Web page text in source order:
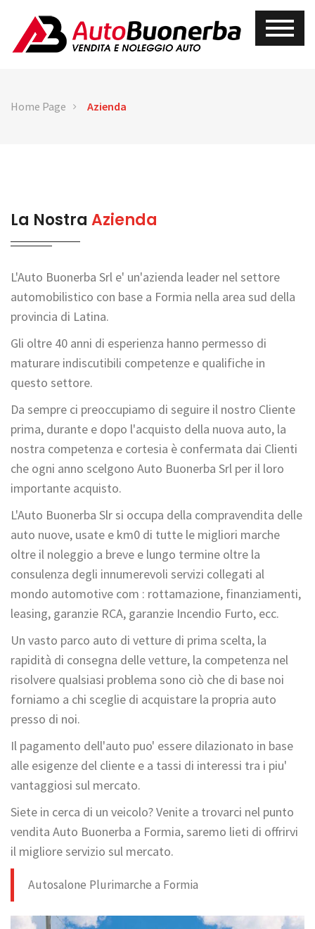
Home Page Azienda
La Nostra Azienda
L'Auto Buonerba Srl e' un'azienda leader nel settore
automobilistico con base a Formia nella area sud della
provincia di Latina.
Gli oltre 40 anni di esperienza hanno permesso di
maturare indiscutibili competenze e qualifiche in
questo settore.
Da sempre ci preoccupiamo di seguire il nostro Cliente
prima, durante e dopo l'acquisto della nuova auto, la
nostra competenza e cortesia è confermata dai Clienti
che ogni anno scelgono Auto Buonerba Srl per il loro
importante acquisto.
L'Auto Buonerba Slr si occupa della compravendita delle
auto nuove, usate e km0 di tutte le migliori marche
oltre il noleggio a breve e lungo termine oltre la
consulenza degli innumerevoli servizi collegati al
mondo automotive com : rottamazione, finanziamenti,
leasing, garanzie RCA, garanzie Incendio Furto, ecc.
Un vasto parco auto di vetture di prima scelta, la
rapidità di consegna delle vetture, la competenza nel
risolvere qualsiasi problema sono ciò che di base noi
forniamo a chi sceglie di acquistare la propria auto
presso di noi.
Il pagamento dell'auto puo' essere dilazionato in base
alle esigenze del cliente e a tassi di interessi tra i piu'
vantaggiosi sul mercato.
Siete in cerca di un veicolo? Venite a trovarci nel punto
vendita Auto Buonerba a Formia, saremo lieti di offrirvi
il migliore servizio sul mercato.
Autosalone Plurimarche a Formia